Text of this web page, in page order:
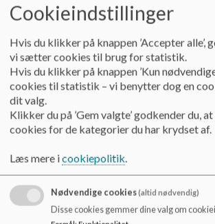
Ugebreve og øvrig kommunikation er nemt
og lignende.
Skolen lægger ved skoleårets begyndelse
skoleåret i kalenderen, så forældre har
og der skabes forudsigelighed i samarbejdet
Skolen understøtter alle forældre og elever i at
på computer og som app. Der er hvert år
Minimum 4 gange årligt sender ledelsen
skolens aktiviteter og virke
Cookieindstillinger
Hvis du klikker på knappen ’Accepter alle’,
vi sætter cookies til brug for statistik.
Hvis du klikker på knappen ’Kun
cookies til statistik – vi benytter dog en
dit valg.
Klikker du på ’Gem valgte’ godkender du,
cookies for de kategorier du har krydset af.
Læs mere icookiepolitik.
Nødvendige cookies(altid nødvendig)
Disse cookies gemmer dine valg om